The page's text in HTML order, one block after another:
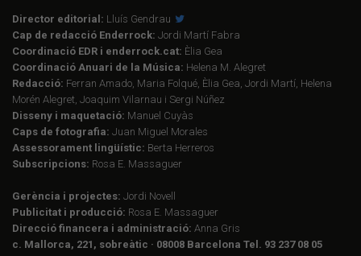
Director editorial: Lluís Gendrau
Cap de redacció Enderrock: Jordi Martí Fabra
Coordinació EDR i enderrock.cat: Èlia Gea
Coordinació Anuari de la Música: Helena M. Alegret
Redacció: Ferran Amado, Maria Folqué, Èlia Gea, Jordi Martí, Helena
Morén Alegret, Joaquim Vilarnau i Sergi Núñez
Disseny i maquetació: Manuel Cuyàs
Caps de fotografia: Juan Miguel Morales
Assessorament lingüístic: Berta Herreros
Subscripcions: Rosa E. Massaguer
Gerència i projectes: Jordi Novell
Publicitat i producció: Rosa E. Massaguer
Direcció financera i administració: Anna Gris
c. Mallorca, 221, sobreàtic · 08008 Barcelona Tel. 93 237 08 05